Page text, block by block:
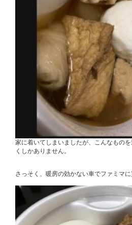
家に着いてしまいましたが、こんなもの
くしかありません。
さっそく、暖房の効かない車でファミマに